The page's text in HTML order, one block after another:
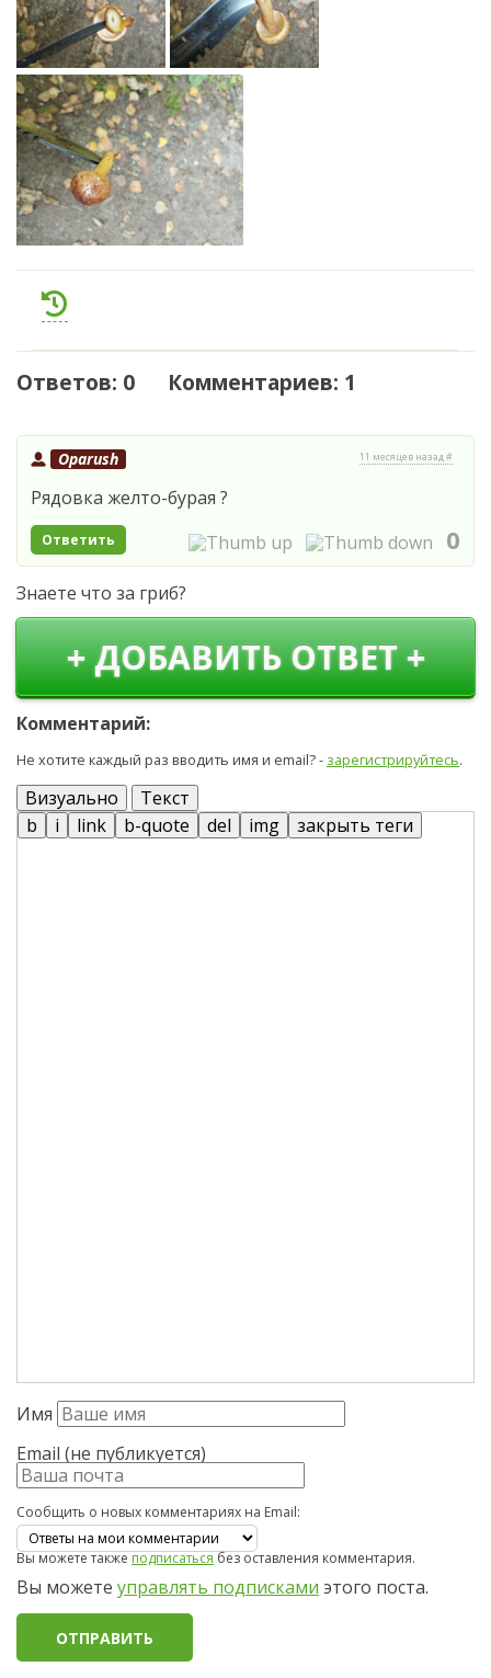
Ответов: 0 Комментариев: 1
Oparush 11 месяцев назад #
Рядовка желто-бурая ?
Ответить 0
Знаете что за гриб?
+ ДОБАВИТЬ ОТВЕТ +
Комментарий:
Не хотите каждый раз вводить имя и email? - зарегистрируйтесь.
Визуально Текст
Имя
Email (не публикуется)
Сообщить о новых комментариях на Email:
Вы можете такжеподписатьсябез оставления комментария.
Вы можете управлять подписками этого поста.